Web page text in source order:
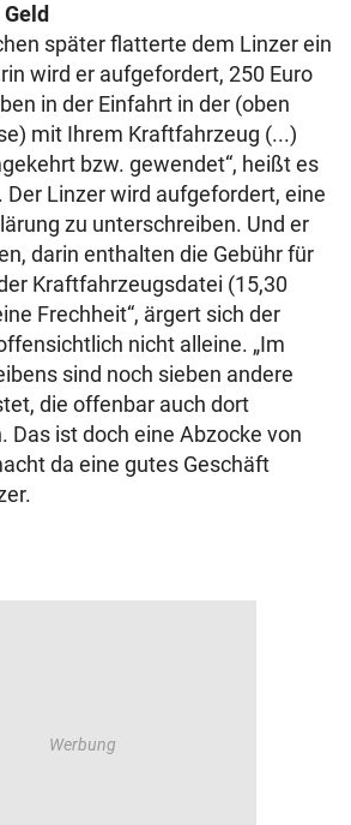
später flatterte dem Linzer ein
wird er aufgefordert, 250 Euro
in der Einfahrt in der (oben
mit Ihrem Kraftfahrzeug (...)
bzw. gewendet“, heißt es
Der Linzer wird aufgefordert, eine
zu unterschreiben. Und er
darin enthalten die Gebühr für
Kraftfahrzeugsdatei (15,30
Frechheit“, ärgert sich der
nicht alleine. „Im
sind noch sieben andere
die offenbar auch dort
Das ist doch eine Abzocke von
da eine gutes Geschäft